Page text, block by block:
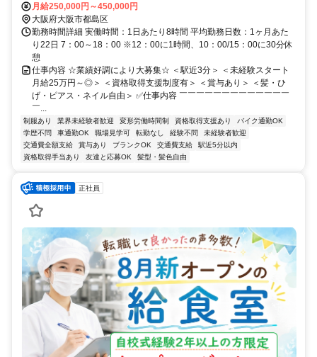
月給250,000円～450,000円
大阪府大阪市都島区
勤務時間詳細 実働時間：1日あたり8時間 平均勤務日数：1ヶ月あた
り22日 7：00～18：00 ※12：00に1時間、10：00/15：00に30分休
憩
仕事内容 ☆業績好調により大募集☆ ＜駅近3分＞ ＜未経験スタート
月給25万円～◎＞ ＜資格取得支援制度有＞ ＜賞与あり＞ ＜髪・ひ
げ・ピアス・ネイル自由＞ ✅仕事内容 ￣￣￣￣￣￣￣￣￣￣￣￣￣
￣...
制服あり 業界未経験者歓迎 変形労働時間制 資格取得支援あり
バイク通勤OK
学歴不問
車通勤OK 職場見学可 転勤なし 経験不問
未経験者歓迎
交通費全額支給
賞与あり ブランクOK 交通費支給
駅近5分以内
資格取得手当あり
友達と応募OK 髪型・髪色自由
正社員